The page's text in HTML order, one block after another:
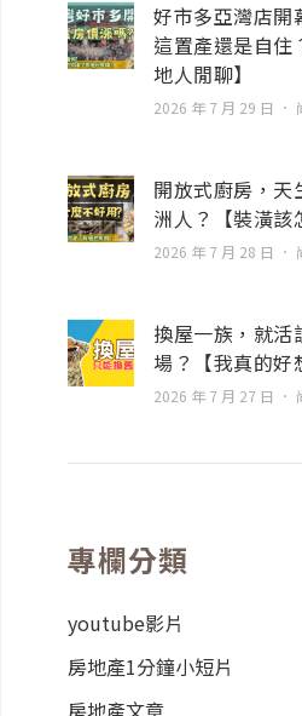
好市多亞灣店開
這置產還是自住
地人閒聊】
2026 年 7 月 29 日
開放式廚房，天
洲人？【裝潢該
2026 年 7 月 28 日
換屋一族，就活
場？【我真的好
2026 年 7 月 27 日
專欄分類
youtube影片
房地產1分鐘小短片